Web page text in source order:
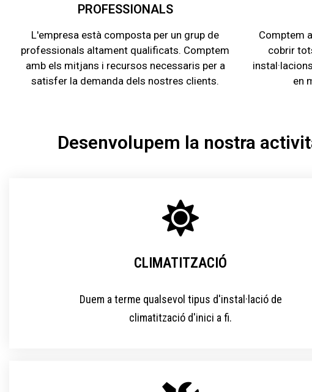
PROFESSIONALS​
L'empresa està composta per un grup de
professionals altament qualificats. Comptem
amb els mitjans i recursos necessaris per a
satisfer la demanda dels nostres clients.
Comptem
cobrir
en
Desenvolupem la nostra
CLIMATITZACIÓ
Duem a terme qualsevol tipus d'instal·lació de
climatització d'inici a fi.